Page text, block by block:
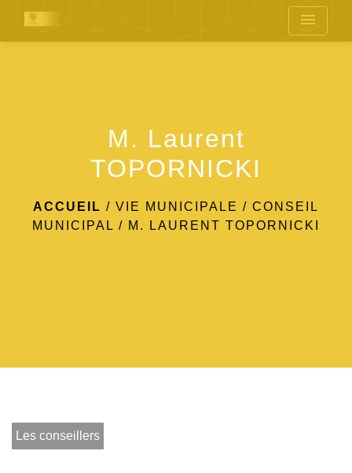
menu
M. Laurent
TOPORNICKI
ACCUEIL / VIE MUNICIPALE / CONSEIL
MUNICIPAL / M. LAURENT TOPORNICKI
Les conseillers